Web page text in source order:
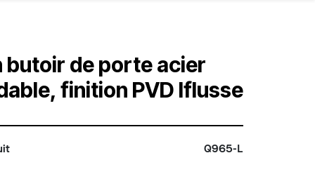
Douche
Baignoire
WC
Lavabo
Finitions
butoir de porte acier
finition PVD Iflusse
Q965-L